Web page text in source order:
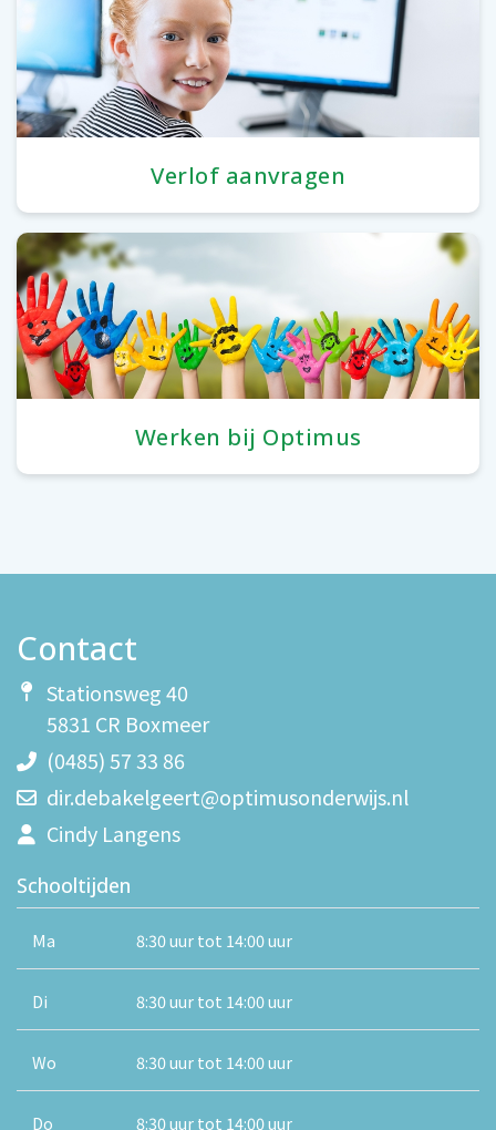
Verlof aanvragen
Werken bij Optimus
Contact
Stationsweg 40
5831 CR Boxmeer
(0485) 57 33 86
dir.debakelgeert@optimusonderwijs.nl
Cindy Langens
Schooltijden
Ma 8:30 uur tot 14:00 uur
Di 8:30 uur tot 14:00 uur
Wo 8:30 uur tot 14:00 uur
Do 8:30 uur tot 14:00 uur